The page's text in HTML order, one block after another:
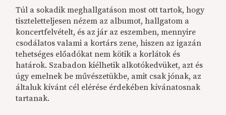
Túl a sokadik meghallgatáson most ott tartok, hogy
tiszteletteljesen nézem az albumot, hallgatom a
koncertfelvételt, és az jár az eszemben, mennyire
csodálatos valami a kortárs zene, hiszen az igazán
tehetséges előadókat nem kötik a korlátok és
határok. Szabadon kiélhetik alkotókedvüket, azt és
úgy emelnek be művészetükbe, amit csak jónak, az
általuk kívánt cél elérése érdekében kívánatosnak
tartanak.